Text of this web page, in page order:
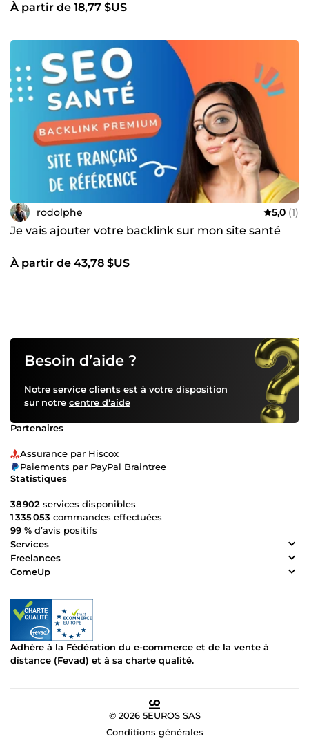
À partir de 18,77 $US
rodolphe 5,0 (1)
Je vais ajouter votre backlink sur mon site santé
À partir de 43,78 $US
Besoin d’aide ?
Notre service clients est à votre disposition
sur notre centre d’aide
Partenaires
Assurance par Hiscox
Paiements par PayPal Braintree
Statistiques
38 902 services disponibles
1 335 053 commandes effectuées
99 % d’avis positifs
Services
Freelances
ComeUp
Adhère à la Fédération du e-commerce et de la vente à
distance (Fevad) et à sa charte qualité.
© 2026 5EUROS SAS
Conditions générales